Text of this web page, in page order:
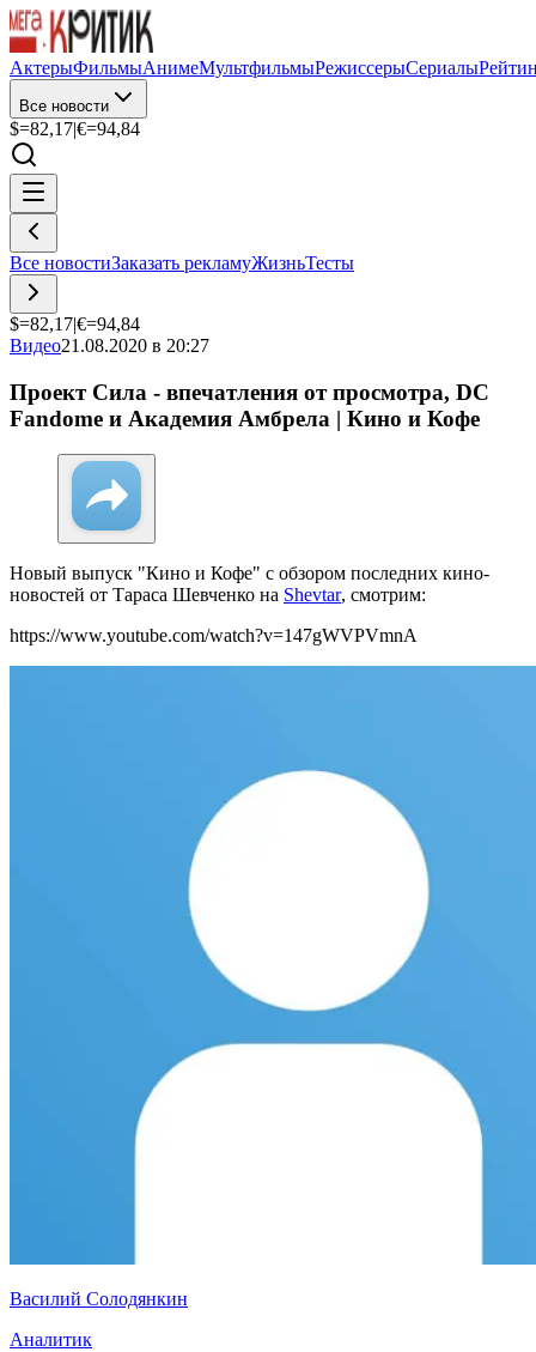
АктерыФильмыАнимеМультфильмыРежиссерыСериалы
Все новости
$=82,17|€=94,84
Все новостиЗаказать рекламуЖизньТесты
$=82,17|€=94,84
Видео21.08.2020 в 20:27
Проект Сила - впечатления от просмотра, DC
Fandome и Академия Амбрела | Кино и Кофе
Новый выпуск "Кино и Кофе" с обзором последних кино-
новостей от Тараса Шевченко на Shevtar, смотрим:
https://www.youtube.com/watch?v=147gWVPVmnA
Василий Солодянкин
Аналитик